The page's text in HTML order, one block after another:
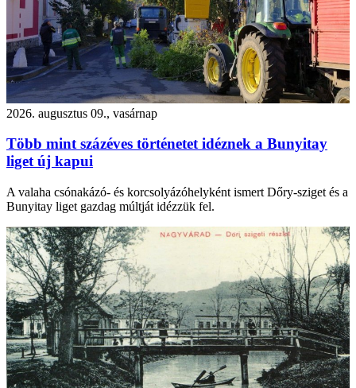
2026. augusztus 09., vasárnap
Több mint százéves történetet idéznek a Bunyitay
liget új kapui
A valaha csónakázó- és korcsolyázóhelyként ismert Dőry-sziget és a
Bunyitay liget gazdag múltját idézzük fel.